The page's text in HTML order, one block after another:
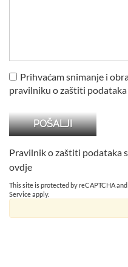
Prihvaćam snimanje i
pravilniku o zaštiti podataka
Pravilnik o zaštiti podataka
ovdje
This site is protected by reCAPTCHA
Serviceapply.